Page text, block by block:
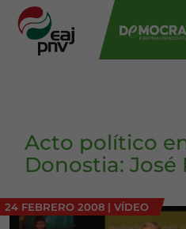
Acto político
Donostia:
24 FEBRERO 2008 | VÍDEO